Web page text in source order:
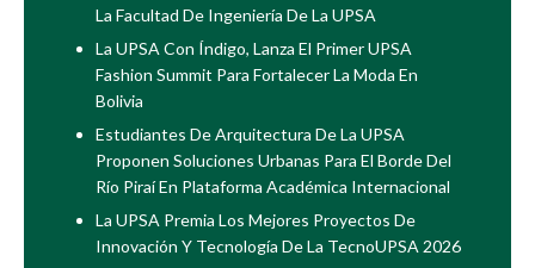
La Facultad De Ingeniería De La UPSA
La UPSA Con Índigo, Lanza El Primer UPSA
Fashion Summit Para Fortalecer La Moda En
Bolivia
Estudiantes De Arquitectura De La UPSA
Proponen Soluciones Urbanas Para El Borde Del
Río Piraí En Plataforma Académica Internacional
La UPSA Premia Los Mejores Proyectos De
Innovación Y Tecnología De La TecnoUPSA 2026